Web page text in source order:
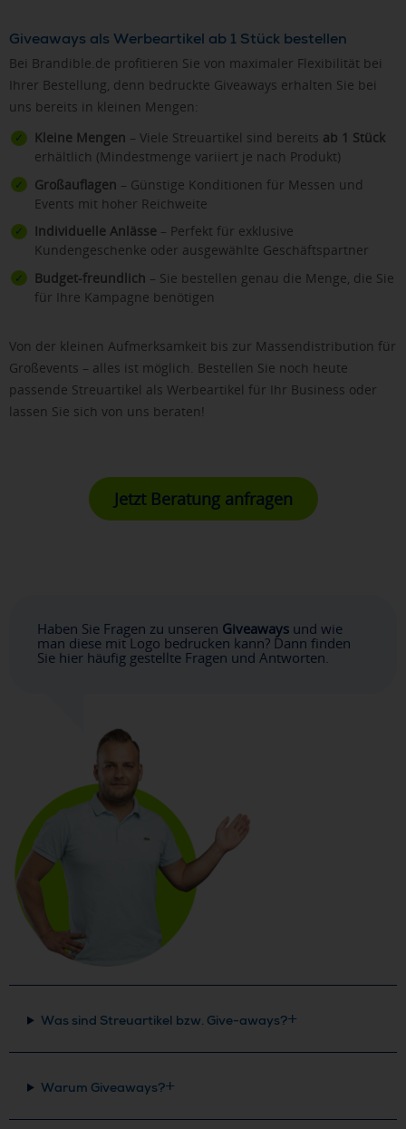
Giveaways als Werbeartikel ab 1 Stück bestellen
Bei Brandible.de profitieren Sie von maximaler Flexibilität bei
Ihrer Bestellung, denn bedruckte Giveaways erhalten Sie bei
uns bereits in kleinen Mengen:
Kleine Mengen – Viele Streuartikel sind bereits ab 1 Stück
erhältlich (Mindestmenge variiert je nach Produkt)
Großauflagen – Günstige Konditionen für Messen und
Events mit hoher Reichweite
Individuelle Anlässe – Perfekt für exklusive
Kundengeschenke oder ausgewählte Geschäftspartner
Budget-freundlich – Sie bestellen genau die Menge, die Sie
für Ihre Kampagne benötigen
Von der kleinen Aufmerksamkeit bis zur Massendistribution für
Großevents – alles ist möglich. Bestellen Sie noch heute
passende Streuartikel als Werbeartikel für Ihr Business oder
lassen Sie sich von uns beraten!
Jetzt Beratung anfragen
Haben Sie Fragen zu unseren Giveawaysund wie
man diese mit Logo bedrucken kann? Dann finden
Sie hier häufig gestellte Fragen und Antworten.
Was sind Streuartikel bzw. Give-aways?
Warum Giveaways?